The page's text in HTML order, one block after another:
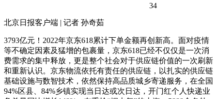
34
北京日报客户端 | 记者 孙奇茹
3793亿元！2022年京东618累计下单金额再创新高。面对疫情
等不确定因素及猛增的包裹量，京东618已经不仅仅是一次消
费需求的集中释放，更是整个社会对于供应链价值的一次刷新
和重新认识。京东物流依托有责任的供应链，以扎实的供应链
基础设施与数智技术，依然保持高品质城乡寄递服务，在全国
94%区县、84%乡镇实现当日达或次日达，开门红个人快递业